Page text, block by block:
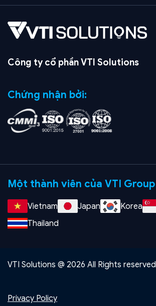
Công ty cổ phần VTI Solutions
Chứng nhận bởi:
Một thành viên của VTI Group
Vietnam Japan Korea
Thailand
VTI Solutions @ 2026 All Rights reserved
Privacy Policy